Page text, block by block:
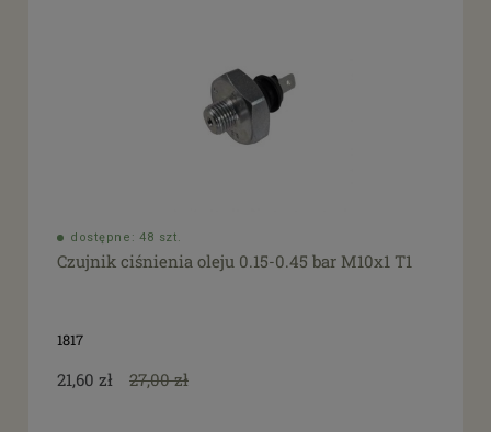
dostępne: 48 szt.
Czujnik ciśnienia oleju 0.15-0.45 bar M10x1 T1
1817
21,60 zł 27,00 zł